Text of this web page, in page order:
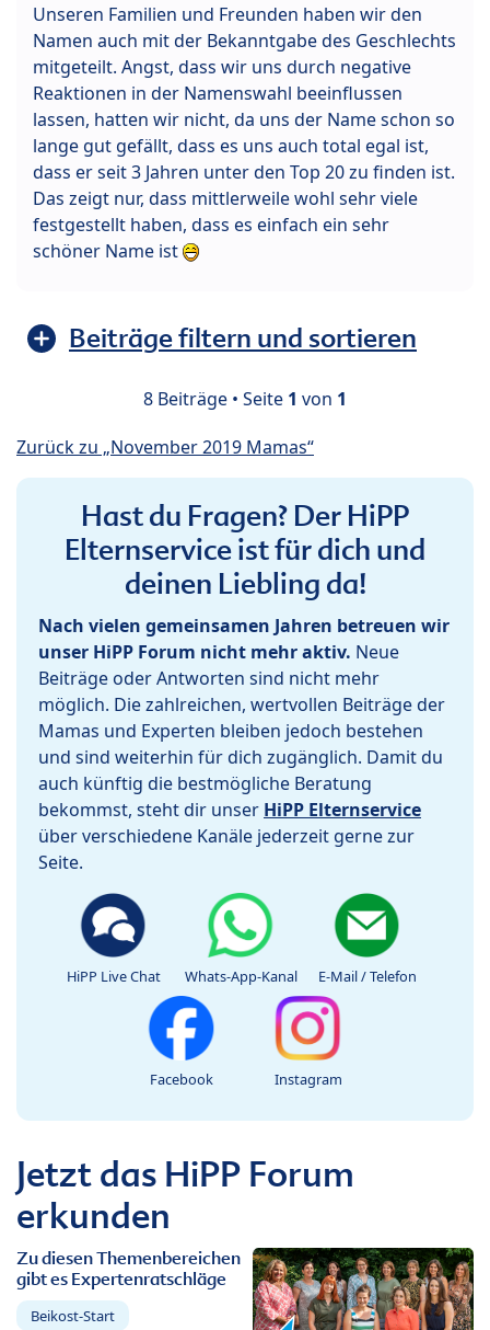
Unseren Familien und Freunden haben wir den
Namen auch mit der Bekanntgabe des Geschlechts
mitgeteilt. Angst, dass wir uns durch negative
Reaktionen in der Namenswahl beeinflussen
lassen, hatten wir nicht, da uns der Name schon so
lange gut gefällt, dass es uns auch total egal ist,
dass er seit 3 Jahren unter den Top 20 zu finden ist.
Das zeigt nur, dass mittlerweile wohl sehr viele
festgestellt haben, dass es einfach ein sehr
schöner Name ist
Beiträge filtern und sortieren
8 Beiträge • Seite 1 von 1
Zurück zu „November 2019 Mamas“
Hast du Fragen? Der HiPP
Elternservice ist für dich und
deinen Liebling da!
Nach vielen gemeinsamen Jahren betreuen wir
unser HiPP Forum nicht mehr aktiv. Neue
Beiträge oder Antworten sind nicht mehr
möglich. Die zahlreichen, wertvollen Beiträge der
Mamas und Experten bleiben jedoch bestehen
und sind weiterhin für dich zugänglich. Damit du
auch künftig die bestmögliche Beratung
bekommst, steht dir unser HiPP Elternservice
über verschiedene Kanäle jederzeit gerne zur
Seite.
HiPP Live Chat Whats-App-Kanal E-Mail / Telefon
Facebook Instagram
Jetzt das HiPP Forum
erkunden
Zu diesen Themenbereichen
gibt es Expertenratschläge
Beikost-Start